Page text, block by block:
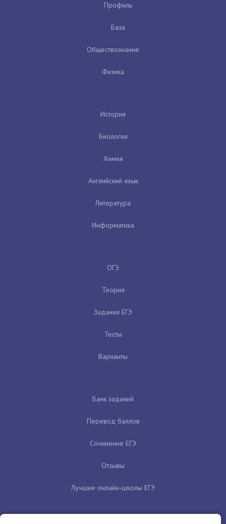
Профиль
База
Обществознание
Физика
История
Биология
Химия
Английский язык
Литература
Информатика
ОГЭ
Теория
Задания ЕГЭ
Тесты
Варианты
Банк заданий
Перевод баллов
Сочинение ЕГЭ
Отзывы
Лучшие онлайн-школы ЕГЭ